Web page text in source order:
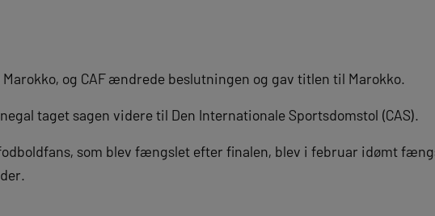
og CAF ændrede beslutningen og gav titlen til Marokko.
taget sagen videre til Den Internationale Sportsdomstol (CAS).
fodboldfans, som blev fængslet efter finalen, blev i februar idømt